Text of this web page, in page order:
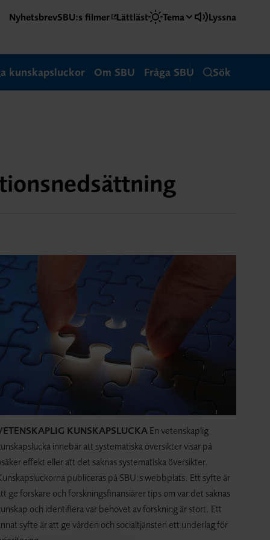
NyhetsbrevSBU:s filmer Lättläst Tema Lyssna
kunskapsluckor Om SBU Fråga SBU Sök
KUNSKAPSLUCKAEn vetenskaplig
innebär att systematiska översikter visar på
effekt eller att det saknas systematiska översikter.
publiceras på SBU:s webbplats. Ett syfte är
ge forskare och forskningsfinansiärer tips om var det saknas
och identifiera var behovet av forskning är stort. Ett
syfte är att ge vården och socialtjänsten ett underlag för